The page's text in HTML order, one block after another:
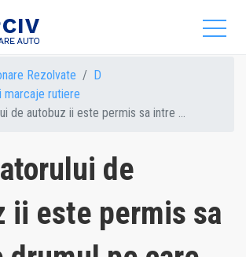
Rezolvate
D
marcaje rutiere
de autobuz ii este permis sa intre ...
de
ii este permis sa